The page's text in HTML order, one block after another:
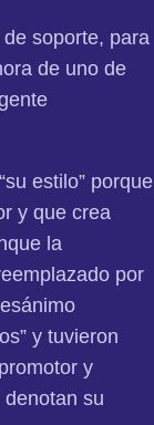
soporte, para
de uno de
estilo” porque
y que crea
la
por
y tuvieron
y
su